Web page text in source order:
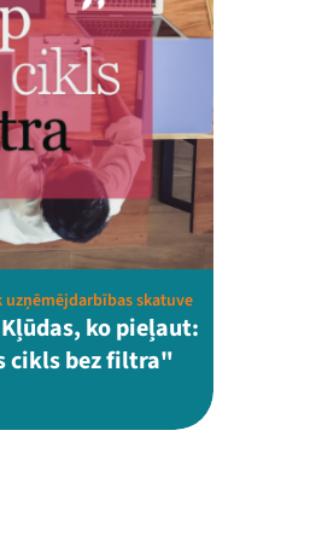
uzņēmējdarbības skatuve
ko pieļaut:
cikls bez filtra"